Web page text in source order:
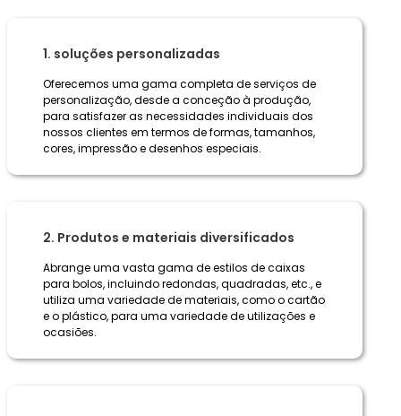
1. soluções personalizadas
Oferecemos uma gama completa de serviços de
personalização, desde a conceção à produção,
para satisfazer as necessidades individuais dos
nossos clientes em termos de formas, tamanhos,
cores, impressão e desenhos especiais.
2. Produtos e materiais diversificados
Abrange uma vasta gama de estilos de caixas
para bolos, incluindo redondas, quadradas, etc., e
utiliza uma variedade de materiais, como o cartão
e o plástico, para uma variedade de utilizações e
ocasiões.